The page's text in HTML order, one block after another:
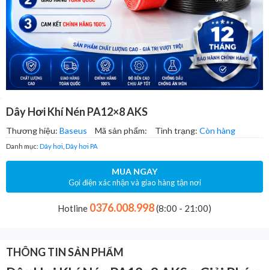
Dây Hơi Khí Nén PA12×8 AKS
Thương hiệu: Baseus Mã sản phẩm: Tình trạng: Còn hàng
Danh mục: Dây hơi Dây hơi PA
MUA NGAY
Gọi điện xác nhận và giao hàng tận nơi
Hotline 0376.008.998(8:00 - 21:00)
THÔNG TIN SẢN PHẨM